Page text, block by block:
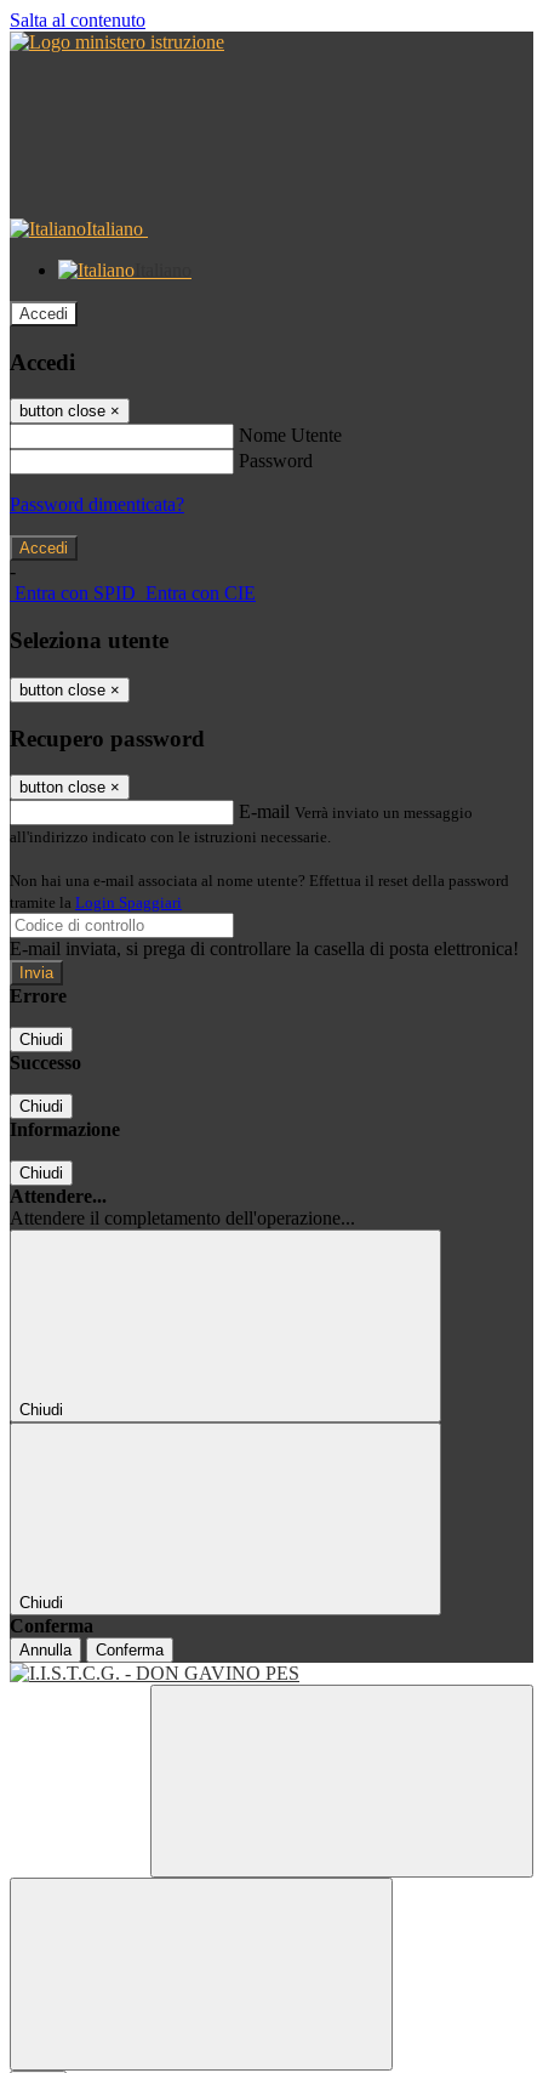
Salta al contenuto
Italiano
Accedi
Accedi
button close ×
Nome Utente
Password
Password dimenticata?
-
Entra con SPID Entra con CIE
Seleziona utente
button close ×
Recupero password
button close ×
E-mail Verrà inviato un messaggio
all'indirizzo indicato con le istruzioni necessarie.
Non hai una e-mail associata al nome utente? Effettua il reset della password
tramite la Login Spaggiari
E-mail inviata, si prega di controllare la casella di posta elettronica!
Errore
Chiudi
Successo
Chiudi
Informazione
Chiudi
Attendere...
Attendere il completamento dell'operazione...
Chiudi
Chiudi
Conferma
Annulla Conferma